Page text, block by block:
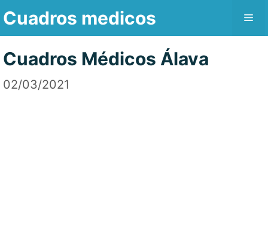
Saltar
contenido
Cuadros medicos
Cuadros Médicos Álava
02/03/2021